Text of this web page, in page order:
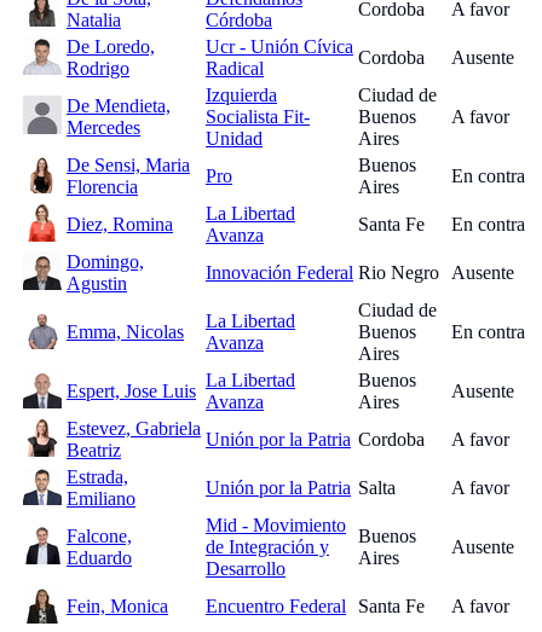
Natalia
Córdoba
Cordoba
A favor
De Loredo,
Rodrigo
Ucr - Unión Cívica
Radical
Cordoba Ausente
De Mendieta,
Mercedes
Izquierda
Socialista Fit-
Unidad
Ciudad de
Buenos
Aires
A favor
De Sensi, Maria
Florencia
Pro
Buenos
Aires
En contra
Diez, Romina
La Libertad
Avanza
Santa Fe
En contra
Domingo,
Agustin
Innovación Federal Rio Negro Ausente
Emma, Nicolas
La Libertad
Avanza
Ciudad de
Buenos
Aires
En contra
Espert, Jose Luis
La Libertad
Avanza
Buenos
Aires
Ausente
Estevez, Gabriela
Beatriz
Unión por la Patria Cordoba
A favor
Estrada,
Emiliano
Unión por la Patria Salta A favor
Falcone,
Eduardo
Mid - Movimiento
de Integración y
Desarrollo
Buenos
Aires
Ausente
Fein, Monica Encuentro Federal Santa Fe A favor